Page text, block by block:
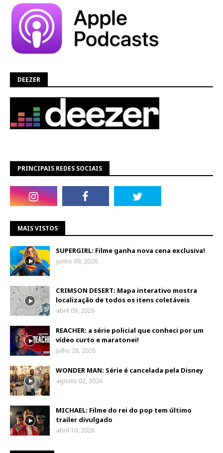
DEEZER
PRINCIPAIS REDES SOCIAIS
MAIS VISTOS
SUPERGIRL: Filme ganha nova cena exclusiva!
junho 09, 2026
CRIMSON DESERT: Mapa interativo mostra
localização de todos os itens coletáveis
abril 09, 2026
REACHER: a série policial que conheci por um
vídeo curto e maratonei!
julho 28, 2026
WONDER MAN: Série é cancelada pela Disney
agosto 02, 2026
MICHAEL: Filme do rei do pop tem último
trailer divulgado
abril 10, 2026